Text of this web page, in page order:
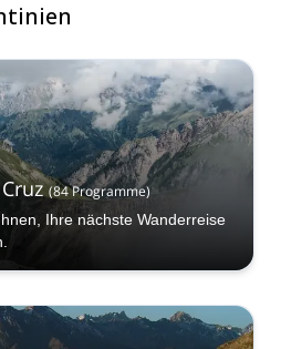
(84Programme)
Ihre nächste Wanderreise